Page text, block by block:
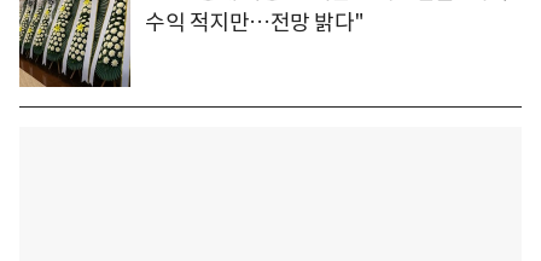
수익 적지만…전망 밝다"